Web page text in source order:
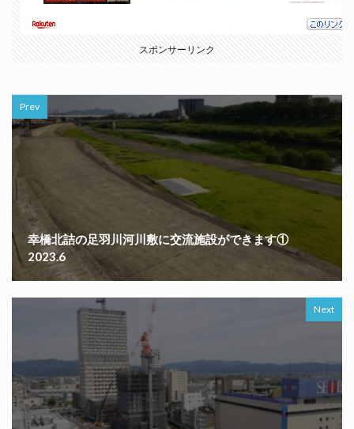
スポンサーリンク
Prev
幸橋北詰の足羽川河川敷に交流施設ができます①
2023.6
Next